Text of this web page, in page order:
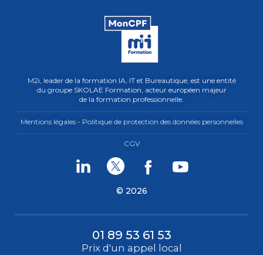
M2i, leader de la formation IA, IT et Bureautique, est une entité
du groupe SKOLAE Formation, acteur européen majeur
de la formation professionnelle.
Mentions légales - Politique de protection des données personnelles
CGV
Facebook Youtube
© 2026
01 89 53 61 53
Prix d'un appel local